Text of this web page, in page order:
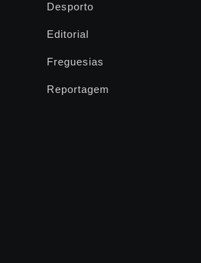
Desporto
Editorial
Freguesias
Reportagem